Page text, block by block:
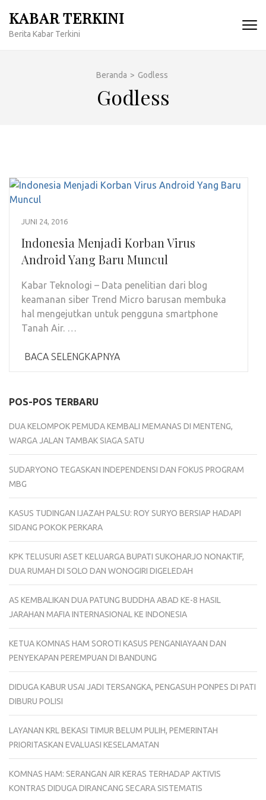
konten
KABAR TERKINI
Berita Kabar Terkini
Beranda > Godless
Godless
JUNI 24, 2016
Indonesia Menjadi Korban Virus
Android Yang Baru Muncul
Kabar Teknologi – Data penelitian dari blog
keamanan siber Trend Micro barusan membuka
hal mengejutkan untuk pengguna smartphone
Tanah Air. …
BACA SELENGKAPNYA
POS-POS TERBARU
DUA KELOMPOK PEMUDA KEMBALI MEMANAS DI MENTENG,
WARGA JALAN TAMBAK SIAGA SATU
SUDARYONO TEGASKAN INDEPENDENSI DAN FOKUS PROGRAM
MBG
KASUS TUDINGAN IJAZAH PALSU: ROY SURYO BERSIAP HADAPI
SIDANG POKOK PERKARA
KPK TELUSURI ASET KELUARGA BUPATI SUKOHARJO NONAKTIF,
DUA RUMAH DI SOLO DAN WONOGIRI DIGELEDAH
AS KEMBALIKAN DUA PATUNG BUDDHA ABAD KE-8 HASIL
JARAHAN MAFIA INTERNASIONAL KE INDONESIA
KETUA KOMNAS HAM SOROTI KASUS PENGANIAYAAN DAN
PENYEKAPAN PEREMPUAN DI BANDUNG
DIDUGA KABUR USAI JADI TERSANGKA, PENGASUH PONPES DI PATI
DIBURU POLISI
LAYANAN KRL BEKASI TIMUR BELUM PULIH, PEMERINTAH
PRIORITASKAN EVALUASI KESELAMATAN
KOMNAS HAM: SERANGAN AIR KERAS TERHADAP AKTIVIS
KONTRAS DIDUGA DIRANCANG SECARA SISTEMATIS